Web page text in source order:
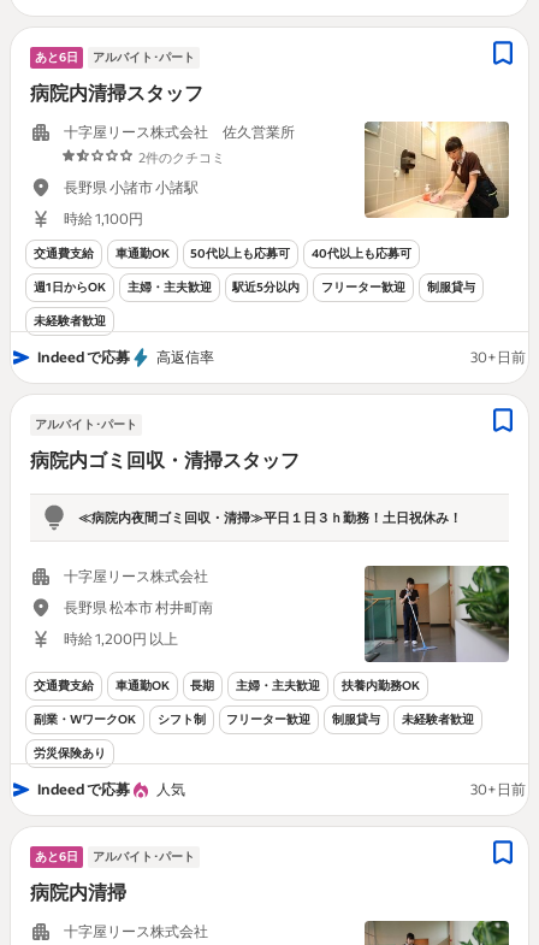
あと6日 アルバイト･パート
病院内清掃スタッフ
十字屋リース株式会社 佐久営業所
2件のクチコミ
長野県 小諸市 小諸駅
時給 1,100円
交通費支給 車通勤OK 50代以上も応募可 40代以上も応募可
週1日からOK 主婦・主夫歓迎 駅近5分以内 フリーター歓迎 制服貸与
未経験者歓迎
Indeed で応募 高返信率 30+日前
アルバイト･パート
病院内ゴミ回収・清掃スタッフ
≪病院内夜間ゴミ回収・清掃≫平日１日３ｈ勤務！土日祝休み！
十字屋リース株式会社
長野県 松本市 村井町南
時給 1,200円 以上
交通費支給 車通勤OK 長期 主婦・主夫歓迎 扶養内勤務OK
副業・WワークOK シフト制 フリーター歓迎 制服貸与 未経験者歓迎
労災保険あり
Indeed で応募 人気 30+日前
あと6日 アルバイト･パート
病院内清掃
十字屋リース株式会社